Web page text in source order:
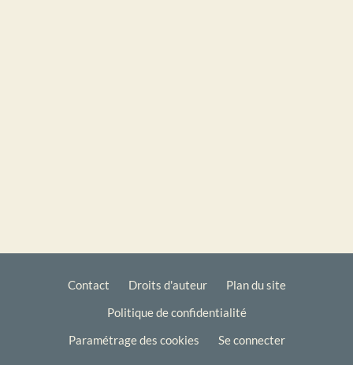
Footer
Contact Droits d'auteur
Plan du site
Politique de confidentialité
Paramétrage des cookies
Se connecter